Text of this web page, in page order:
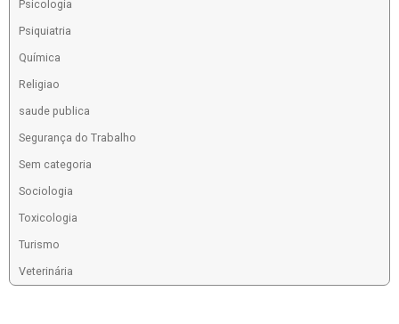
Psicologia
Psiquiatria
Química
Religiao
saude publica
Segurança do Trabalho
Sem categoria
Sociologia
Toxicologia
Turismo
Veterinária